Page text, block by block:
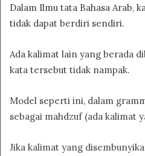
Dalam Ilmu tata Bahasa Arab,
tidak dapat berdiri sendiri.
Ada kalimat lain yang berada
kata tersebut tidak nampak.
Model seperti ini, dalam
sebagai mahdzuf (ada kalimat
Jika kalimat yang